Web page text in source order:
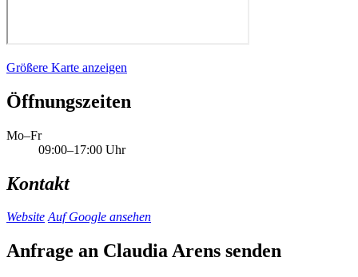
Größere Karte anzeigen
Öffnungszeiten
Mo–Fr
09:00–17:00 Uhr
Kontakt
Website Auf Google ansehen
Anfrage an Claudia Arens senden